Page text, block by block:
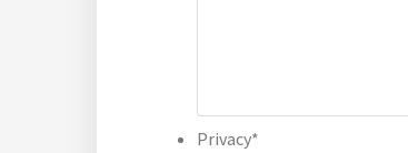
Privacy*